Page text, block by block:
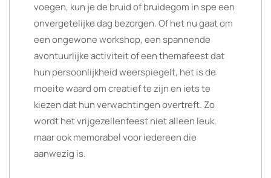
voegen, kun je de bruid of bruidegom in spe een
onvergetelijke dag bezorgen. Of het nu gaat om
een ongewone workshop, een spannende
avontuurlijke activiteit of een themafeest dat
hun persoonlijkheid weerspiegelt, het is de
moeite waard om creatief te zijn en iets te
kiezen dat hun verwachtingen overtreft. Zo
wordt het vrijgezellenfeest niet alleen leuk,
maar ook memorabel voor iedereen die
aanwezig is.